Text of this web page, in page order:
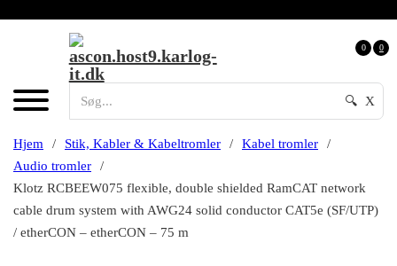
🔍 X
0 0
Hjem / Stik, Kabler & Kabeltromler / Kabel tromler
/
Audio tromler
/
Klotz RCBEEW075 flexible, double shielded RamCAT network
cable drum system with AWG24 solid conductor CAT5e (SF/UTP)
/ etherCON – etherCON – 75 m